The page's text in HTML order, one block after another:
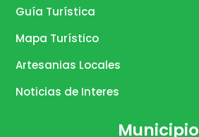
Guía Turística
Mapa Turístico
Artesanias Locales
Noticias de Interes
Municipio